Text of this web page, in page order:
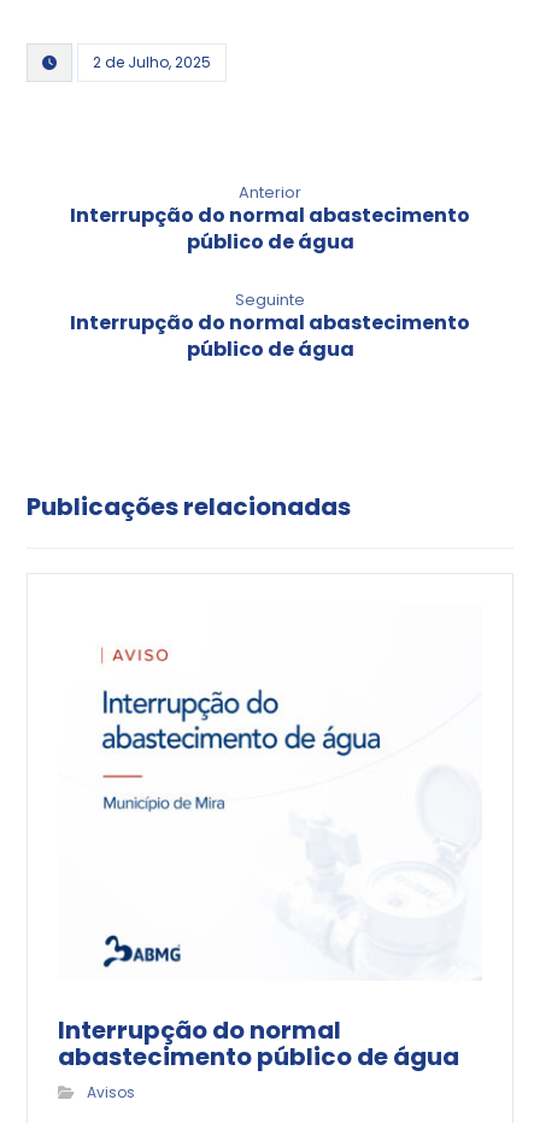
2 de Julho, 2025
Anterior
Interrupção do normal abastecimento
público de água
Seguinte
Interrupção do normal abastecimento
público de água
Publicações relacionadas
Interrupção do normal
abastecimento público de água
Avisos